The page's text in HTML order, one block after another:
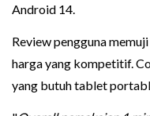
Android 14.
Review pengguna
harga yang kompetitif.
yang butuh tablet